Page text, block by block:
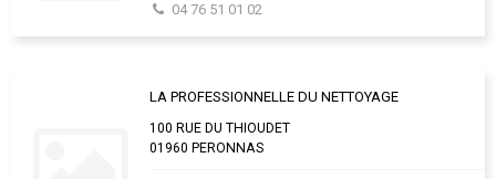
04 76 51 01 02
LA PROFESSIONNELLE DU NETTOYAGE
100 RUE DU THIOUDET
01960 PERONNAS